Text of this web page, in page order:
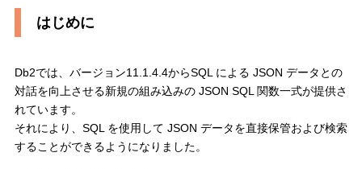
はじめに
Db2では、バージョン11.1.4.4からSQL による JSON データとの
対話を向上させる新規の組み込みの JSON SQL 関数一式が提供さ
れています。
それにより、SQL を使用して JSON データを直接保管および検索
することができるようになりました。